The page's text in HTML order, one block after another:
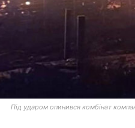
Під ударом опинився комбінат